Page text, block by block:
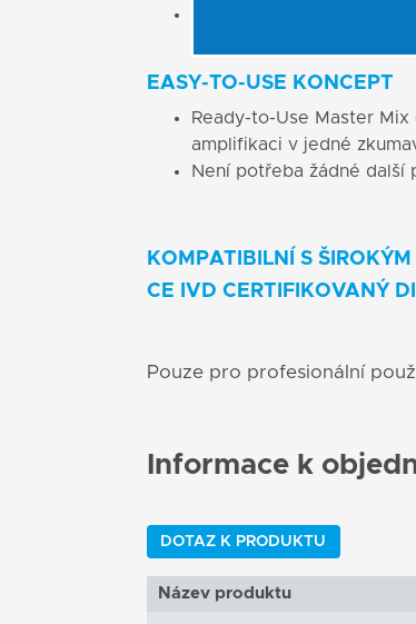
EASY-TO-USE KONCEPT
Ready-to-Use Master
amplifikaci v jedné
Není potřeba žádné další
KOMPATIBILNÍ S
CE IVD CERTIFIKOVANÝ
Pouze pro profesionální
Informace k
DOTAZ K PRODUKTU
Název produktu